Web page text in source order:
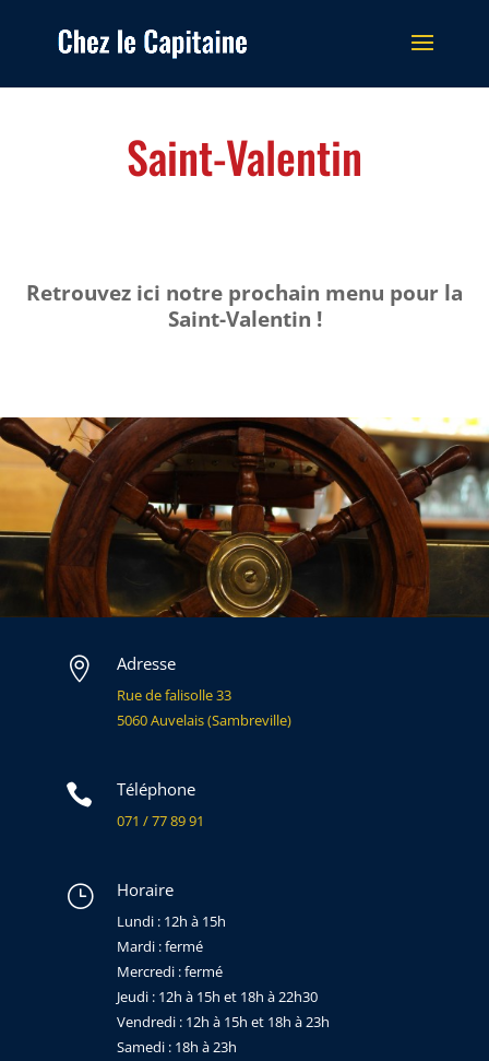
Saint-Valentin
Retrouvez ici notre prochain menu pour la
Saint-Valentin !
 Adresse
Rue de falisolle 33
5060 Auvelais (Sambreville)
 Téléphone
071 / 77 89 91
} Horaire
Lundi : 12h à 15h
Mardi : fermé
Mercredi : fermé
Jeudi : 12h à 15h et 18h à 22h30
Vendredi : 12h à 15h et 18h à 23h
Samedi : 18h à 23h